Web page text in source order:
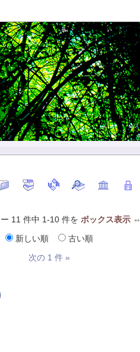
11 件中 1-10 件を ボックス表示⇔
新しい順
古い順
次の 1 件 »